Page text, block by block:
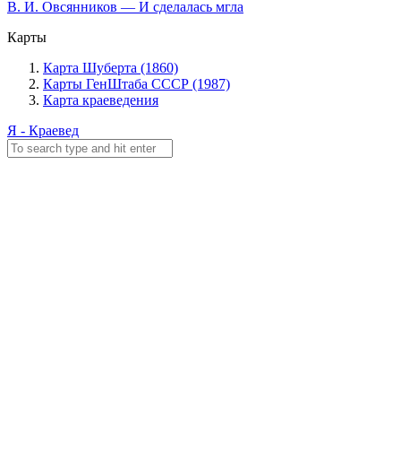
В. И. Овсянников — И сделалась мгла
Карты
Карта Шуберта (1860)
Карты ГенШтаба СССР (1987)
Карта краеведения
Я - Краевед